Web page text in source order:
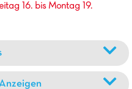
16. bis Montag 19.